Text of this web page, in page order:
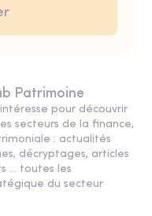
Patrimoine
pour découvrir
secteurs de la finance,
: actualités
décryptages, articles
... toutes les
du secteur